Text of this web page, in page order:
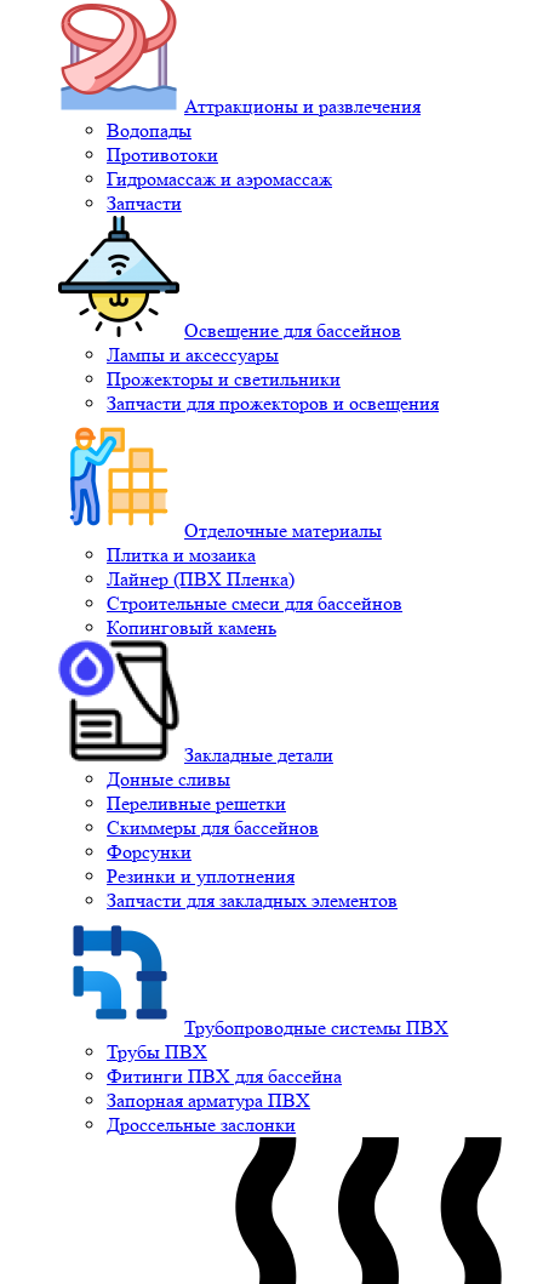
Аттракционы и развлечения
Водопады
Противотоки
Гидромассаж и аэромассаж
Запчасти
Освещение для бассейнов
Лампы и аксессуары
Прожекторы и светильники
Запчасти для прожекторов и освещения
Отделочные материалы
Плитка и мозаика
Лайнер (ПВХ Пленка)
Строительные смеси для бассейнов
Копинговый камень
Закладные детали
Донные сливы
Переливные решетки
Скиммеры для бассейнов
Форсунки
Резинки и уплотнения
Запчасти для закладных элементов
Трубопроводные системы ПВХ
Трубы ПВХ
Фитинги ПВХ для бассейна
Запорная арматура ПВХ
Дроссельные заслонки